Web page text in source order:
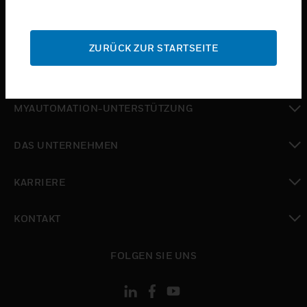
SUPPORT
toggle view
toggle view
MYAUTOMATION-UNTERSTÜTZUNG
DAS UNTERNEHMEN
KARRIERE
KONTAKT
FOLGEN SIE UNS
ZURÜCK ZUR STARTSEITE